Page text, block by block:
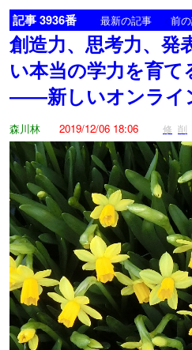
記事 3936番 最新の記事 前
創造力、思考力、発
い本当の学力を育て
――新しいオンライ
森川林
2019/12/06 18:06 修 削